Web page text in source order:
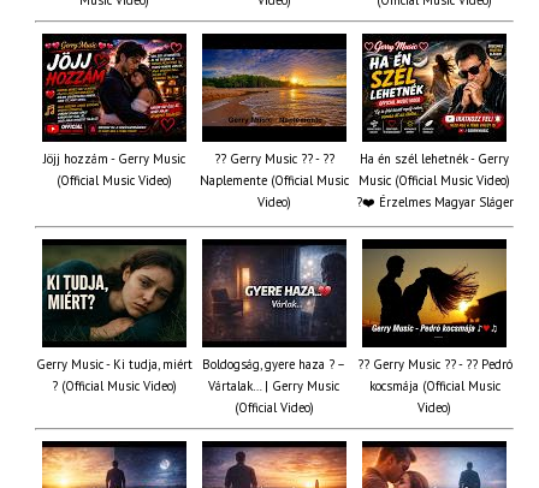
Jöjj hozzám - Gerry Music
(Official Music Video)
?? Gerry Music ?? - ??
Naplemente (Official Music
Video)
Ha én szél lehetnék - Gerry
Music (Official Music Video)
?️❤️ Érzelmes Magyar Sláger
Gerry Music - Ki tudja, miért
? (Official Music Video)
Boldogság, gyere haza ? –
Vártalak… | Gerry Music
(Official Video)
?? Gerry Music ?? - ?? Pedró
kocsmája (Official Music
Video)